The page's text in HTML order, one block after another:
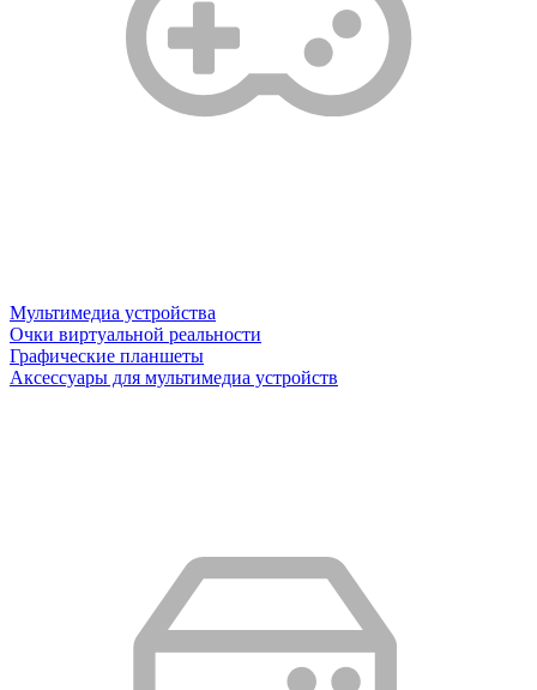
Мультимедиа устройства
Очки виртуальной реальности
Графические планшеты
Аксессуары для мультимедиа устройств